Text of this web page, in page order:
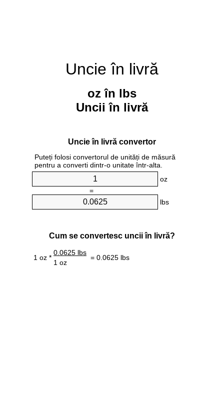
Uncie în livră
oz în lbs
Uncii în livră
Uncie în livră convertor
Puteți folosi convertorul de unități de măsură
pentru a converti dintr-o unitate într-alta.
oz
=
lbs
Cum se convertesc uncii în livră?
1 oz *
0.0625 lbs
= 0.0625 lbs
1 oz